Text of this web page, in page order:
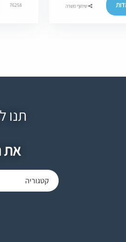
שיתוף משרה 76258
תנו
את
קטגוריה